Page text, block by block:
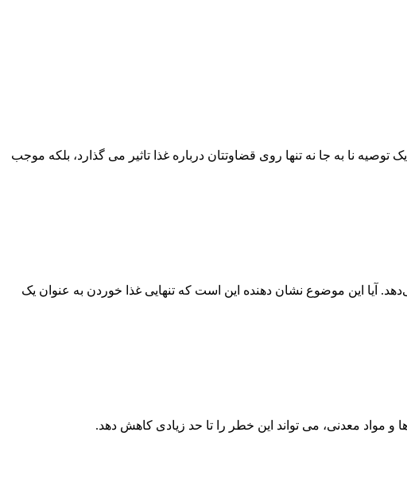
نا به جا نه تنها روی قضاوتتان درباره غذا تاثیر می گذارد، بلکه موجب
آیا این موضوع نشان دهنده این است که تنهایی غذا خوردن به عنوان یک
و مواد معدنی، می تواند این خطر را تا حد زیادی کاهش دهد.